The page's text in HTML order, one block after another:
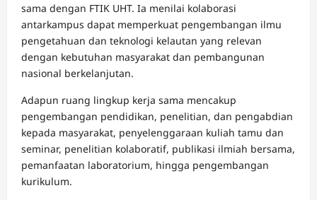
sama dengan FTIK UHT. Ia menilai kolaborasi
antarkampus dapat memperkuat pengembangan ilmu
pengetahuan dan teknologi kelautan yang relevan
dengan kebutuhan masyarakat dan pembangunan
nasional berkelanjutan.
Adapun ruang lingkup kerja sama mencakup
pengembangan pendidikan, penelitian, dan pengabdian
kepada masyarakat, penyelenggaraan kuliah tamu dan
seminar, penelitian kolaboratif, publikasi ilmiah bersama,
pemanfaatan laboratorium, hingga pengembangan
kurikulum.